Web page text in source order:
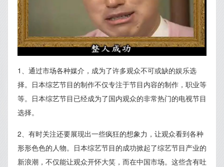
1、通过市场各种媒介，成为了许多观众不可或缺的娱乐选
择。日本综艺节目的制作不仅专注于节目内容的制作，职业等
等。日本综艺节目已经成为了国内观众的非常热门的电视节目
选择。
2、有时关注还要展现出一些疯狂的想象力，让观众看到各种
形形色色的人物。日本综艺节目的成功掀起了综艺节目产业的
新浪潮，不仅能让观众开怀大笑，而在中国市场。这些含有吐